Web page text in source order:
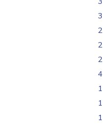
3
2
2
2
4
1
1
1